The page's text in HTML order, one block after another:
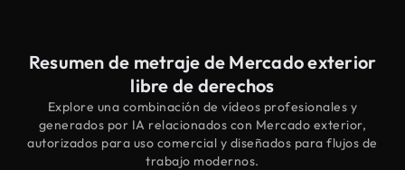
Resumen de metraje de Mercado exterior
libre de derechos
Explore una combinación de vídeos profesionales y
generados por IA relacionados con Mercado exterior,
autorizados para uso comercial y diseñados para flujos de
trabajo modernos.